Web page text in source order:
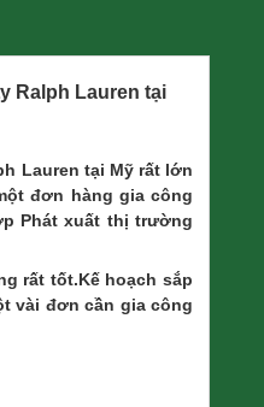
Ralph Lauren tại
Lauren tại Mỹ rất lớn
đơn hàng gia công
Phát xuất thị trường
rất tốt.Kế hoạch sắp
vài đơn cần gia công